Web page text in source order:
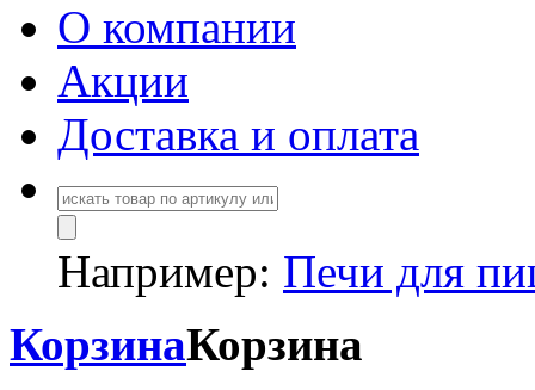
О компании
Акции
Доставка и оплата
Например: Печи для
КорзинаКорзина